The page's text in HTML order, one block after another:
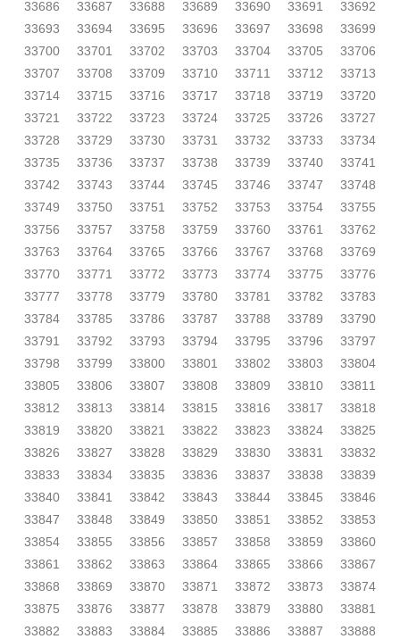
33686 33687 33688 33689 33690 33691
33692
33693
33694 33695 33696 33697 33698
33699
33700
33701 33702 33703 33704 33705
33706
33707
33708 33709 33710 33711 33712
33713
33714
33715 33716 33717 33718 33719
33720
33721
33722 33723 33724 33725 33726
33727
33728
33729 33730 33731 33732 33733
33734
33735
33736 33737 33738 33739 33740
33741
33742
33743 33744 33745 33746 33747
33748
33749
33750 33751 33752 33753 33754
33755
33756
33757 33758 33759 33760 33761
33762
33763
33764 33765 33766 33767 33768
33769
33770
33771 33772 33773 33774 33775
33776
33777
33778 33779 33780 33781 33782
33783
33784
33785 33786 33787 33788 33789
33790
33791
33792 33793 33794 33795 33796
33797
33798
33799 33800 33801 33802 33803
33804
33805
33806 33807 33808 33809 33810
33811
33812
33813 33814 33815 33816 33817
33818
33819
33820 33821 33822 33823 33824
33825
33826
33827 33828 33829 33830 33831
33832
33833
33834 33835 33836 33837 33838
33839
33840
33841 33842 33843 33844 33845
33846
33847
33848 33849 33850 33851 33852
33853
33854
33855 33856 33857 33858 33859
33860
33861
33862 33863 33864 33865 33866
33867
33868
33869 33870 33871 33872 33873
33874
33875
33876 33877 33878 33879 33880
33881
33882
33883 33884 33885 33886 33887
33888